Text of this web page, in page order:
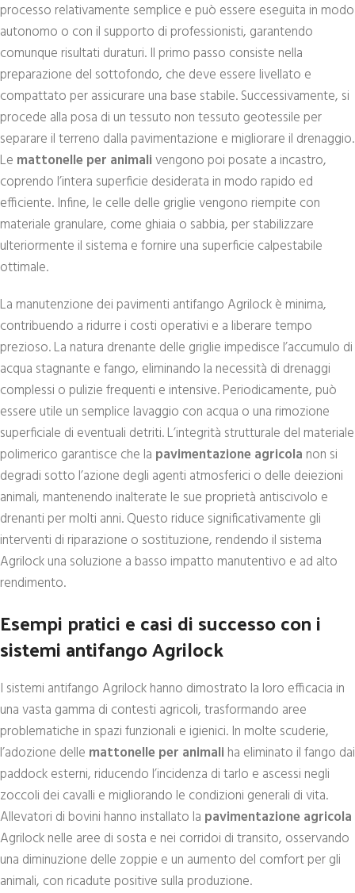
processo relativamente semplice e può essere eseguita in modo
autonomo o con il supporto di professionisti, garantendo
comunque risultati duraturi. Il primo passo consiste nella
preparazione del sottofondo, che deve essere livellato e
compattato per assicurare una base stabile. Successivamente, si
procede alla posa di un tessuto non tessuto geotessile per
separare il terreno dalla pavimentazione e migliorare il drenaggio.
Le mattonelle per animalivengono poi posate a incastro,
coprendo l’intera superficie desiderata in modo rapido ed
efficiente. Infine, le celle delle griglie vengono riempite con
materiale granulare, come ghiaia o sabbia, per stabilizzare
ulteriormente il sistema e fornire una superficie calpestabile
ottimale.
La manutenzione dei pavimenti antifango Agrilock è minima,
contribuendo a ridurre i costi operativi e a liberare tempo
prezioso. La natura drenante delle griglie impedisce l’accumulo di
acqua stagnante e fango, eliminando la necessità di drenaggi
complessi o pulizie frequenti e intensive. Periodicamente, può
essere utile un semplice lavaggio con acqua o una rimozione
superficiale di eventuali detriti. L’integrità strutturale del materiale
polimerico garantisce che la pavimentazione agricola non si
degradi sotto l’azione degli agenti atmosferici o delle deiezioni
animali, mantenendo inalterate le sue proprietà antiscivolo e
drenanti per molti anni. Questo riduce significativamente gli
interventi di riparazione o sostituzione, rendendo il sistema
Agrilock una soluzione a basso impatto manutentivo e ad alto
rendimento.
Esempi pratici e casi di successo con i
sistemi antifango Agrilock
I sistemi antifango Agrilock hanno dimostrato la loro efficacia in
una vasta gamma di contesti agricoli, trasformando aree
problematiche in spazi funzionali e igienici. In molte scuderie,
l’adozione delle mattonelle per animali ha eliminato il fango dai
paddock esterni, riducendo l’incidenza di tarlo e ascessi negli
zoccoli dei cavalli e migliorando le condizioni generali di vita.
Allevatori di bovini hanno installato la pavimentazione agricola
Agrilock nelle aree di sosta e nei corridoi di transito, osservando
una diminuzione delle zoppie e un aumento del comfort per gli
animali, con ricadute positive sulla produzione.